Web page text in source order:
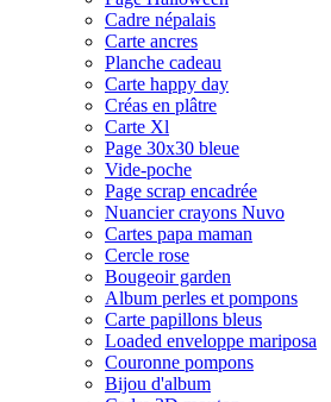
Cadre népalais
Carte ancres
Planche cadeau
Carte happy day
Créas en plâtre
Carte Xl
Page 30x30 bleue
Vide-poche
Page scrap encadrée
Nuancier crayons Nuvo
Cartes papa maman
Cercle rose
Bougeoir garden
Album perles et pompons
Carte papillons bleus
Loaded enveloppe mariposa
Couronne pompons
Bijou d'album